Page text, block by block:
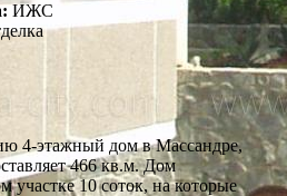
ИЖС
4-этажный дом в Массандре,
466 кв.м. Дом
участке 10 соток, на которые